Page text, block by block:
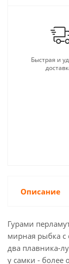
Быстрая и
Описание
Гурами
мирная рыбка с
два плавника-
у самки - более